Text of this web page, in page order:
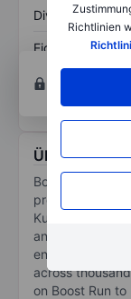
Richtlinien
Dividende je
Konto
und
Über Boost
Boost Run Inc
provides GPU
Kubernetes
an intuitive
enabling
across
on Boost Run